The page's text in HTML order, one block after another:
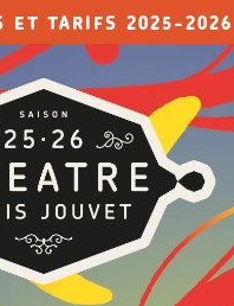
ET TARIFS 2025-2026